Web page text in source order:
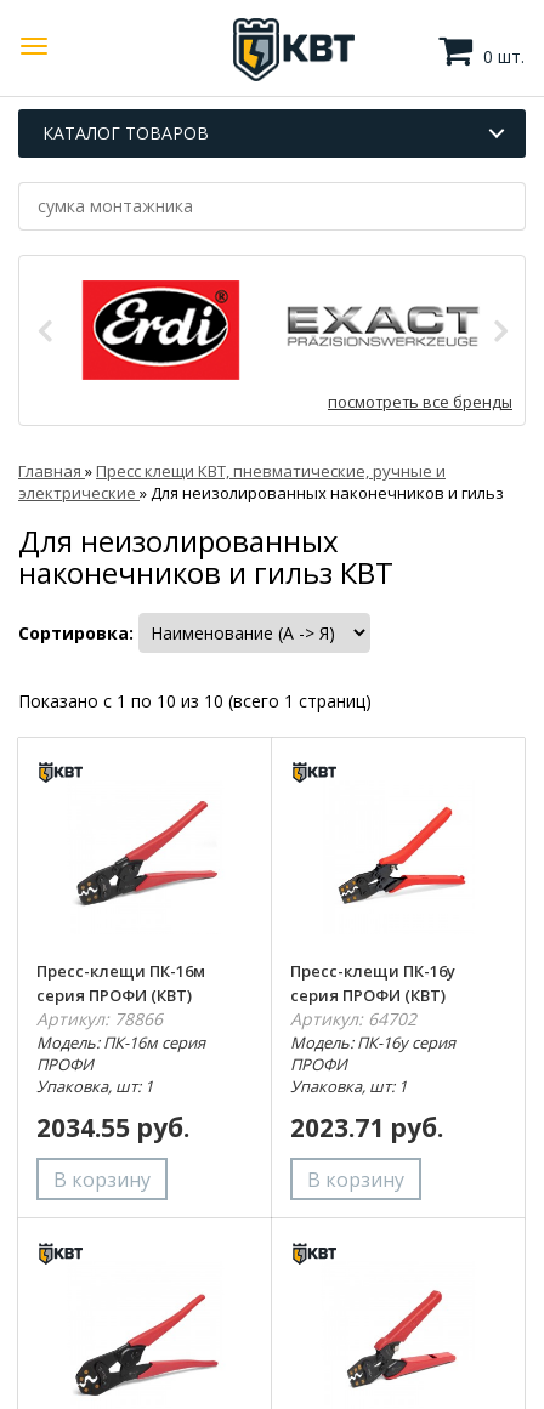
0 шт.
КАТАЛОГ ТОВАРОВ
посмотреть все бренды
Главная »Пресс клещи КВТ, пневматические, ручные и
электрические » Для неизолированных наконечников и гильз
Для неизолированных
наконечников и гильз КВТ
Сортировка:
Показано с 1 по 10 из 10 (всего 1 страниц)
Пресс-клещи ПК-16м
серия ПРОФИ (КВТ)
Артикул: 78866
Модель: ПК-16м серия
ПРОФИ
Упаковка, шт: 1
2034.55 руб.
Пресс-клещи ПК-16у
серия ПРОФИ (КВТ)
Артикул: 64702
Модель: ПК-16у серия
ПРОФИ
Упаковка, шт: 1
2023.71 руб.